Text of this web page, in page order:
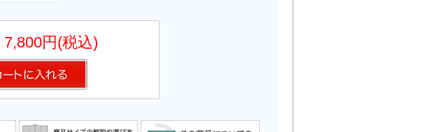
7,800円(税込)